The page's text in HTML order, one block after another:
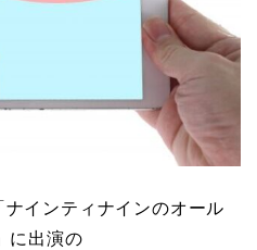
インティナインのオール
に出演の